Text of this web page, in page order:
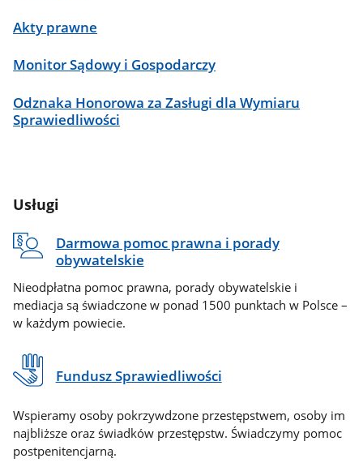
Akty prawne
Monitor Sądowy i Gospodarczy
Odznaka Honorowa za Zasługi dla Wymiaru
Sprawiedliwości
Usługi
Darmowa pomoc prawna i porady
obywatelskie
Nieodpłatna pomoc prawna, porady obywatelskie i
mediacja są świadczone w ponad 1500 punktach w Polsce –
w każdym powiecie.
Fundusz Sprawiedliwości
Wspieramy osoby pokrzywdzone przestępstwem, osoby im
najbliższe oraz świadków przestępstw. Świadczymy pomoc
postpenitencjarną.